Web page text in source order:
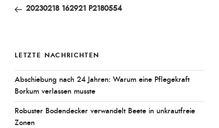
Beitrag20230218 162921 P2180554
LETZTE NACHRICHTEN
Abschiebung nach 24 Jahren: Warum eine Pflegekraft
Borkum verlassen musste
Robuster Bodendecker verwandelt Beete in unkrautfreie
Zonen